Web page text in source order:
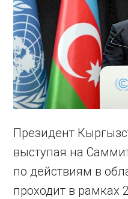
Президент
выступая на
по действиям в
проходит в рамках